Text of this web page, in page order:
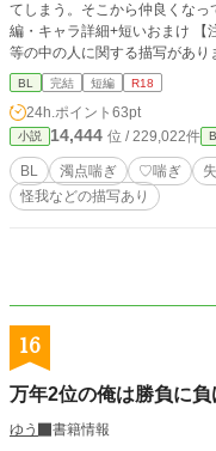
てしまう。そこから仲良くなっ
編・キャラ詳細+短いおまけ 【注意】 ・バッドエンドです ・歌い手、Vライバー
等の中の人に関する描写があ
人物・団体とは一切関係ありま
ありません ・軽傷・受けに少
多。喘ぎませんが攻めのセリ
現実的では無いため苦手な方は
BL 完結 短編 R18
24h.ポイント 63pt
小説 14,444 位 / 229,022件
BL 濁点喘ぎ ♡喘ぎ
怪我などの描写あり
16
万年2位の俺は勝負に
ゆう
書籍情報